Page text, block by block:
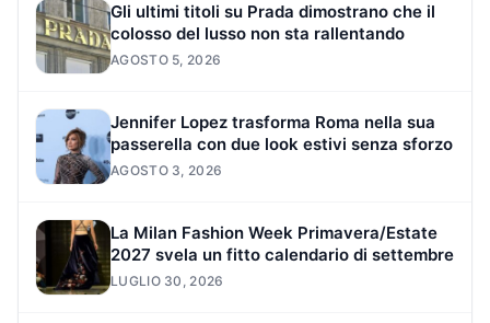
Gli ultimi titoli su Prada dimostrano che il
colosso del lusso non sta rallentando
AGOSTO 5, 2026
Jennifer Lopez trasforma Roma nella sua
passerella con due look estivi senza sforzo
AGOSTO 3, 2026
La Milan Fashion Week Primavera/Estate
2027 svela un fitto calendario di settembre
LUGLIO 30, 2026